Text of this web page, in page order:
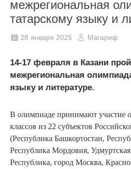
межрегиональная
татарскому языку и
28 января 2025 Магариф
14-17 февраля в Казани
межрегиональная
языку и литературе.
В олимпиаде принимают участие
классов из 22 субъектов
(Республика Башкортостан,
Республика Мордовия,
Республика, город Москва,